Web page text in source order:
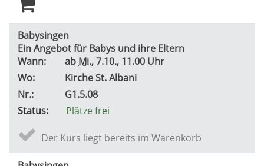
Babysingen
Ein Angebot für Babys und ihre Eltern
Wann:
ab Mi., 7.10., 11.00 Uhr
Wo:
Kirche St. Albani
Nr.:
G1.5.08
Status:
Plätze frei
Der Kurs liegt bereits im Warenkorb